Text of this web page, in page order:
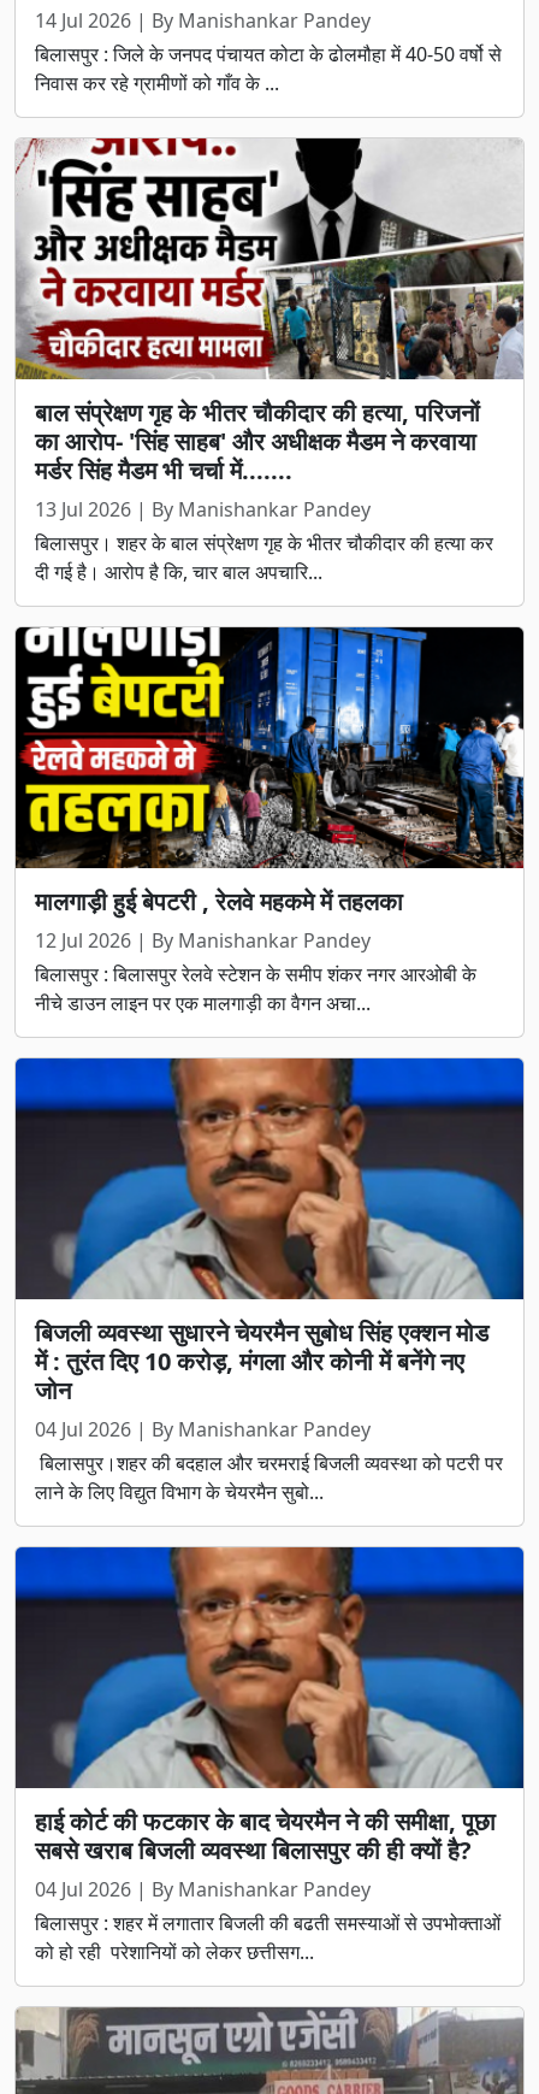
14 Jul 2026 | By Manishankar Pandey
बिलासपुर : जिले के जनपद पंचायत कोटा के ढोलमौहा में 40-50 वर्षो से
निवास कर रहे ग्रामीणों को गाँव के ...
बाल संप्रेक्षण गृह के भीतर चौकीदार की हत्या, परिजनों
का आरोप- 'सिंह साहब' और अधीक्षक मैडम ने करवाया
मर्डर सिंह मैडम भी चर्चा में.......
13 Jul 2026 | By Manishankar Pandey
बिलासपुर। शहर के बाल संप्रेक्षण गृह के भीतर चौकीदार की हत्या कर
दी गई है। आरोप है कि, चार बाल अपचारि...
मालगाड़ी हुई बेपटरी , रेलवे महकमे में तहलका
12 Jul 2026 | By Manishankar Pandey
बिलासपुर : बिलासपुर रेलवे स्टेशन के समीप शंकर नगर आरओबी के
नीचे डाउन लाइन पर एक मालगाड़ी का वैगन अचा...
बिजली व्यवस्था सुधारने चेयरमैन सुबोध सिंह एक्शन मोड
में : तुरंत दिए 10 करोड़, मंगला और कोनी में बनेंगे नए
जोन
04 Jul 2026 | By Manishankar Pandey
बिलासपुर।शहर की बदहाल और चरमराई बिजली व्यवस्था को पटरी पर
लाने के लिए विद्युत विभाग के चेयरमैन सुबो...
हाई कोर्ट की फटकार के बाद चेयरमैन ने की समीक्षा, पूछा
सबसे खराब बिजली व्यवस्था बिलासपुर की ही क्यों है?
04 Jul 2026 | By Manishankar Pandey
बिलासपुर : शहर में लगातार बिजली की बढती समस्याओं से उपभोक्ताओं
को हो रही परेशानियों को लेकर छत्तीसग...